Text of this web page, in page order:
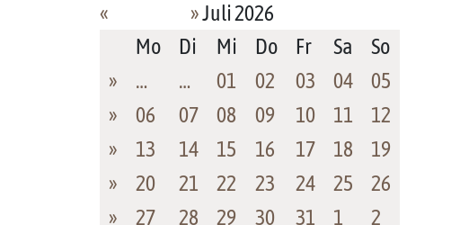
»
«
Juli 2026
Mo
Di Mi Do Fr Sa
So
»
… … 01 02 03 04
05
»
06 07 08 09 10 11
12
»
13 14 15 16 17 18
19
»
20 21 22 23 24 25
26
»
27 28 29 30 31 1 2